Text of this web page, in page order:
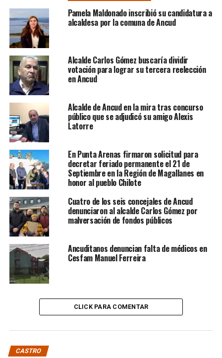
Pamela Maldonado inscribió su candidatura a
alcaldesa por la comuna de Ancud
Alcalde Carlos Gómez buscaría dividir
votación para lograr su tercera reelección
en Ancud
Alcalde de Ancud en la mira tras concurso
público que se adjudicó su amigo Alexis
Latorre
En Punta Arenas firmaron solicitud para
decretar feriado permanente el 21 de
Septiembre en la Región de Magallanes en
honor al pueblo Chilote
Cuatro de los seis concejales de Ancud
denunciaron al alcalde Carlos Gómez por
malversación de fondos públicos
Ancuditanos denuncian falta de médicos en
Cesfam Manuel Ferreira
CLICK PARA COMENTAR
CASTRO